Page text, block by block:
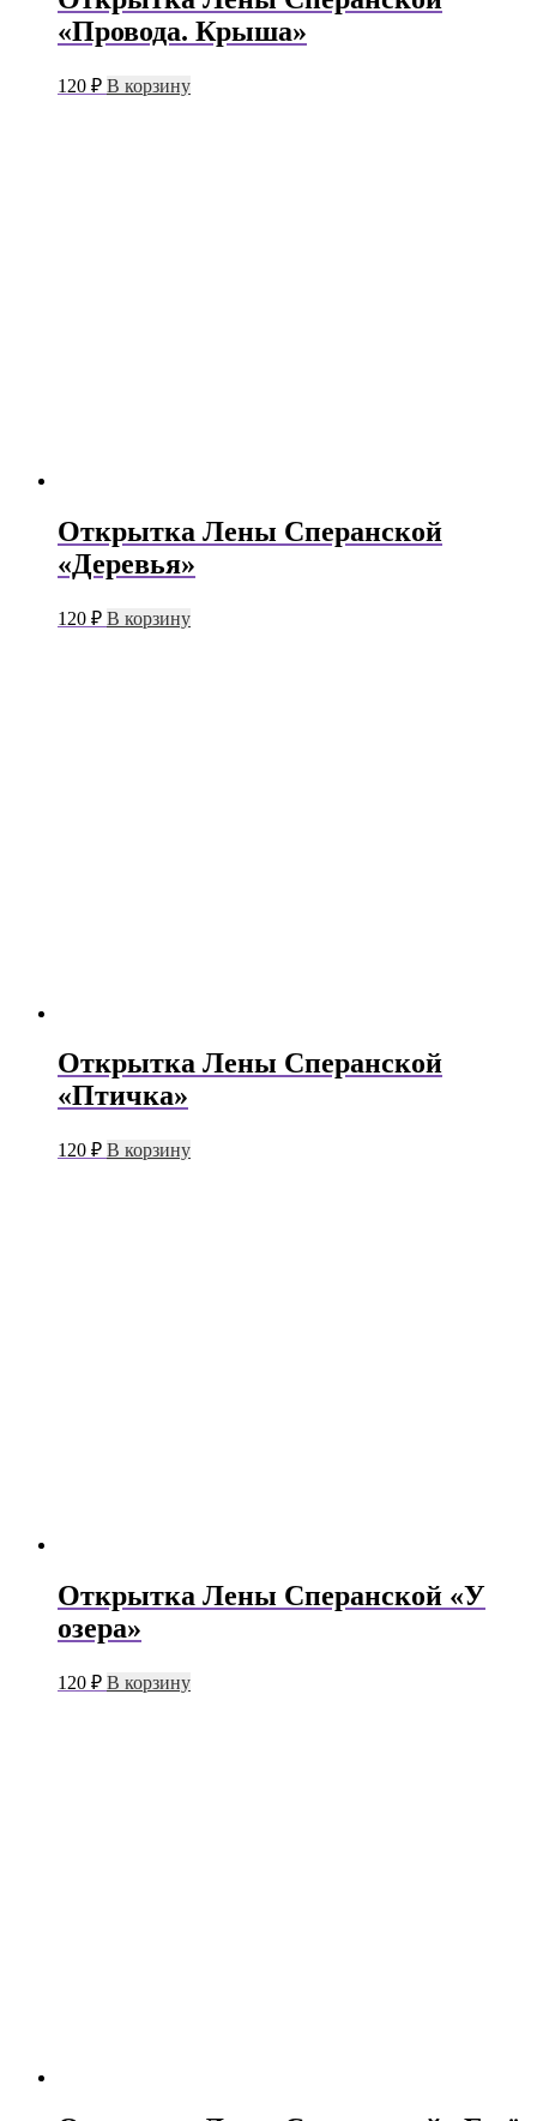
«Провода. Крыша»
120 ₽ В корзину
Открытка Лены Сперанской
«Деревья»
120 ₽ В корзину
Открытка Лены Сперанской
«Птичка»
120 ₽ В корзину
Открытка Лены Сперанской «У
озера»
120 ₽ В корзину